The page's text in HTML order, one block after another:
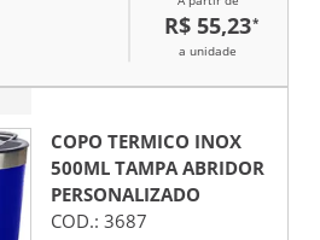
R$ 55,23*
a unidade
COPO TERMICO INOX
500ML TAMPA ABRIDOR
PERSONALIZADO
COD.: 3687